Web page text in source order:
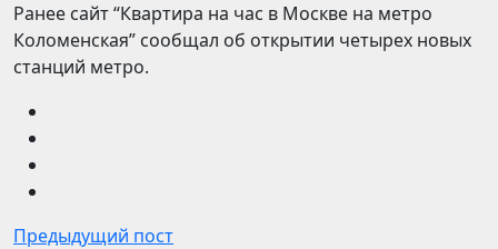
Ранее сайт “Квартира на час в Москве на метро
Коломенская” сообщал об открытии четырех новых
станций метро.
Предыдущий пост